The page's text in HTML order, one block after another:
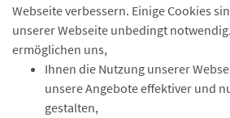
Webseite verbessern. Einige Cookies
unserer Webseite unbedingt
ermöglichen uns,
Ihnen die Nutzung unserer
unsere Angebote effektiver und
gestalten,